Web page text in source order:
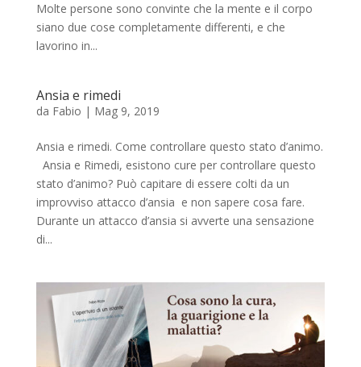
Molte persone sono convinte che la mente e il corpo
siano due cose completamente differenti, e che
lavorino in...
Ansia e rimedi
da Fabio | Mag 9, 2019
Ansia e rimedi. Come controllare questo stato d’animo.
Ansia e Rimedi, esistono cure per controllare questo
stato d’animo? Può capitare di essere colti da un
improvviso attacco d’ansia e non sapere cosa fare.
Durante un attacco d’ansia si avverte una sensazione
di...